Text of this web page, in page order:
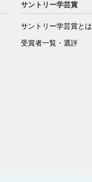
サントリー学芸賞
サントリー学芸賞とは
受賞者一覧・選評